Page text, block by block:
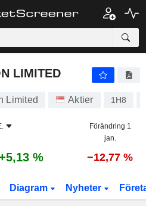
LIMITED
Limited Aktier 1H8
Förändring 1
jan.
% −12,77 %
Diagram Nyheter